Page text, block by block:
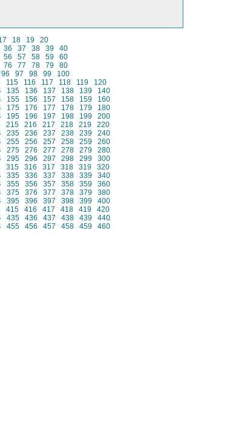
18 19
20
36 37 38 39
40
56 57 58 59
60
76 77 78 79
80
96 97 98 99
100
115 116 117 118 119
120
135 136 137 138 139
140
155 156 157 158 159
160
175 176 177 178 179
180
195 196 197 198 199
200
215 216 217 218 219
220
235 236 237 238 239
240
255 256 257 258 259
260
275 276 277 278 279
280
295 296 297 298 299
300
315 316 317 318 319
320
335 336 337 338 339
340
355 356 357 358 359
360
375 376 377 378 379
380
395 396 397 398 399
400
415 416 417 418 419
420
435 436 437 438 439
440
455 456 457 458 459
460